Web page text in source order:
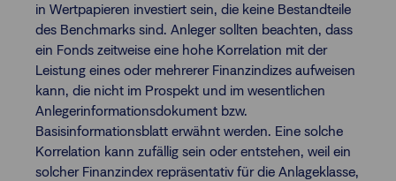
in Wertpapieren investiert sein, die keine Bestandteile
des Benchmarks sind. Anleger sollten beachten, dass
ein Fonds zeitweise eine hohe Korrelation mit der
Leistung eines oder mehrerer Finanzindizes aufweisen
kann, die nicht im Prospekt und im wesentlichen
Anlegerinformationsdokument bzw.
Basisinformationsblatt erwähnt werden. Eine solche
Korrelation kann zufällig sein oder entstehen, weil ein
solcher Finanzindex repräsentativ für die Anlageklasse,